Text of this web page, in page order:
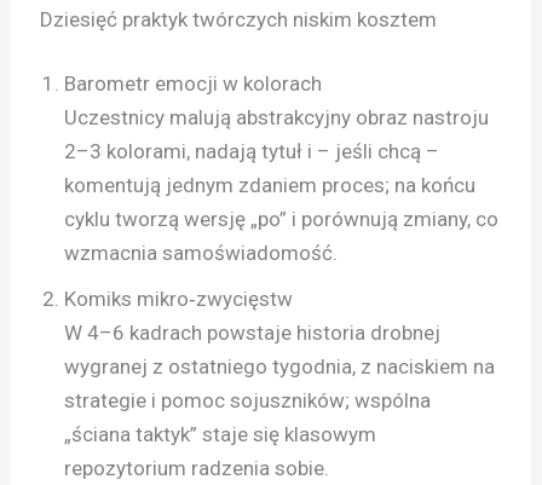
Dziesięć praktyk twórczych niskim kosztem
Barometr emocji w kolorach
Uczestnicy malują abstrakcyjny obraz nastroju
2–3 kolorami, nadają tytuł i – jeśli chcą –
komentują jednym zdaniem proces; na końcu
cyklu tworzą wersję „po” i porównują zmiany, co
wzmacnia samoświadomość.
Komiks mikro‑zwycięstw
W 4–6 kadrach powstaje historia drobnej
wygranej z ostatniego tygodnia, z naciskiem na
strategie i pomoc sojuszników; wspólna
„ściana taktyk” staje się klasowym
repozytorium radzenia sobie.